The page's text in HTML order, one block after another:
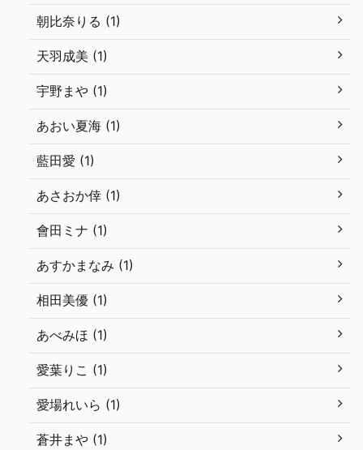
朝比奈りる (1)
天羽成美 (1)
宇野まや (1)
あおい夏海 (1)
藍田愛 (1)
あさおか倖 (1)
會田ミナ (1)
あすかまなみ (1)
相田美優 (1)
あべみほ (1)
愛葉りこ (1)
愛場れいら (1)
蒼井まや (1)